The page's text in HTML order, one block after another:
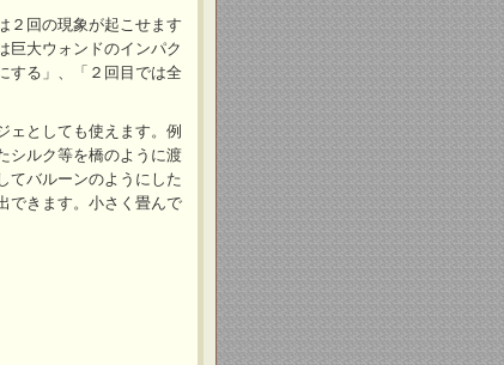
２回の現象が起こせます
巨大ウォンドのインパク
する」、「２回目では全
ェとしても使えます。例
シルク等を橋のように渡
てバルーンのようにした
できます。小さく畳んで